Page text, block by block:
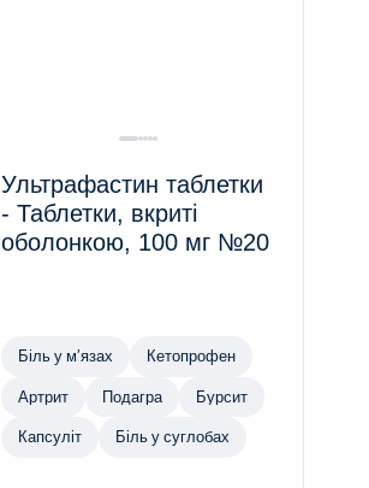
Ультрафастин таблетки
- Таблетки, вкриті
оболонкою, 100 мг №20
Біль у м’язах Кетопрофен
Артрит Подагра Бурсит
Капсуліт Біль у суглобах